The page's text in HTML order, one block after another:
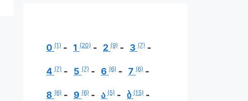
0 (1) 1 (20) 2 (9) 3 (7)
4 (7) 5 (7) 6 (6) 7 (6)
8 (6) 9 (6) ა (5) ბ (15)